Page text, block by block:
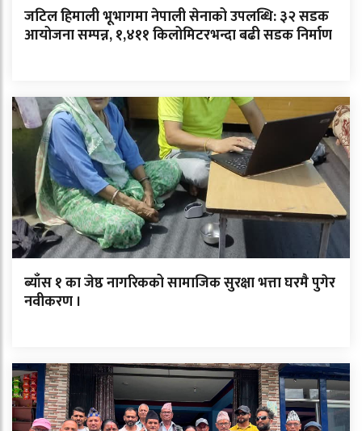
जटिल हिमाली भूभागमा नेपाली सेनाको उपलब्धि: ३२ सडक
आयोजना सम्पन्न, १,४११ किलोमिटरभन्दा बढी सडक निर्माण
ब्याँस १ का जेष्ठ नागरिकको सामाजिक सुरक्षा भत्ता घरमै पुगेर
नवीकरण ।